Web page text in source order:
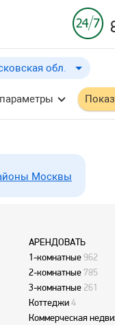
a
обл.
обл.
Москвы
АРЕНДОВАТЬ
1-комнатные962
2-комнатные785
3-комнатные 261
Коттеджи4
Коммерческая